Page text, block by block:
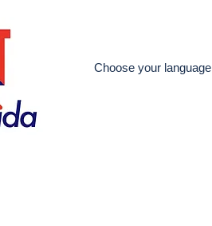
Choose your language